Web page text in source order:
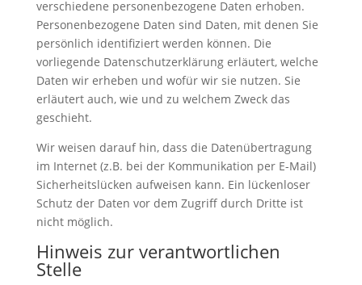
verschiedene personenbezogene Daten erhoben.
Personenbezogene Daten sind Daten, mit denen Sie
persönlich identifiziert werden können. Die
vorliegende Datenschutzerklärung erläutert, welche
Daten wir erheben und wofür wir sie nutzen. Sie
erläutert auch, wie und zu welchem Zweck das
geschieht.
Wir weisen darauf hin, dass die Datenübertragung
im Internet (z.B. bei der Kommunikation per E-Mail)
Sicherheitslücken aufweisen kann. Ein lückenloser
Schutz der Daten vor dem Zugriff durch Dritte ist
nicht möglich.
Hinweis zur verantwortlichen
Stelle